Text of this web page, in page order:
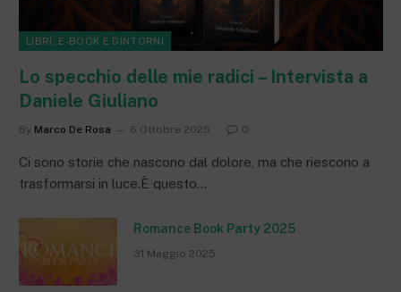
LIBRI, E-BOOK E DINTORNI
Lo specchio delle mie radici – Intervista a
Daniele Giuliano
By Marco De Rosa 6 Ottobre 2025 0
Ci sono storie che nascono dal dolore, ma che riescono a
trasformarsi in luce.È questo…
Romance Book Party 2025
31 Maggio 2025